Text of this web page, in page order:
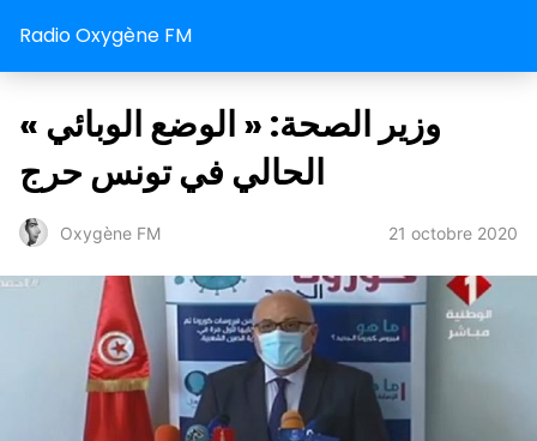
Radio Oxygène FM
« وزير الصحة: « الوضع الوبائي
الحالي في تونس حرج
Oxygène FM 21 octobre 2020